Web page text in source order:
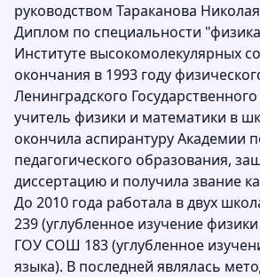
руководством Тараканова
Диплом по специальности
Институте высокомолекулярных
окончания в 1993 году
Ленинградского
учитель физики и математики в
окончила аспирантуру Академии
педагогического образования,
диссертацию и получила звание
До 2010 года работала в двух
239 (углубленное изучение
ГОУ СОШ 183 (углубленное
языка). В последней являлась